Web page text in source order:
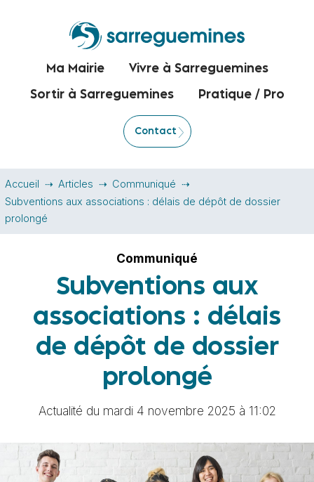
Ma Mairie Vivre à Sarreguemines
Sortir à Sarreguemines Pratique / Pro
Contact
Accueil Articles
Communiqué
Subventions aux associations : délais de dépôt de dossier
prolongé
Communiqué
Subventions aux
associations : délais
de dépôt de dossier
prolongé
Actualité du mardi 4 novembre 2025 à 11:02